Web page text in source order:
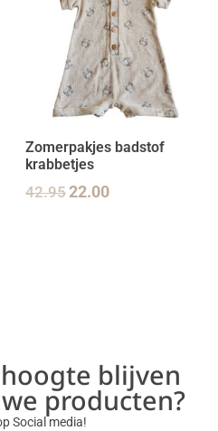
Zomerpakjes badstof
krabbetjes
42.9522.00
blijven
producten?
Social media!